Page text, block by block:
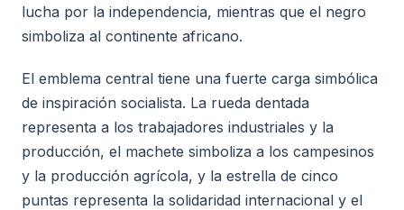
lucha por la independencia, mientras que el negro
simboliza al continente africano.
El emblema central tiene una fuerte carga simbólica
de inspiración socialista. La rueda dentada
representa a los trabajadores industriales y la
producción, el machete simboliza a los campesinos
y la producción agrícola, y la estrella de cinco
puntas representa la solidaridad internacional y el